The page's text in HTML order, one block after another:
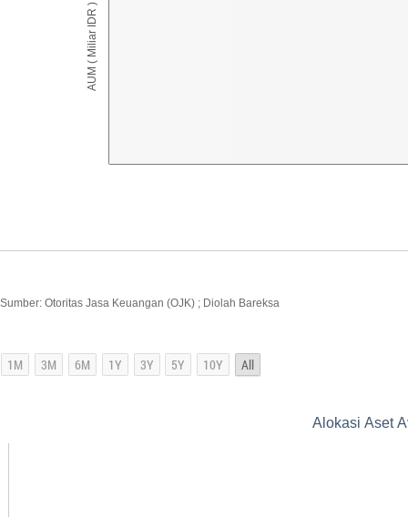
AUM ( Miliar IDR )
Sumber: Otoritas Jasa Keuangan (OJK) ; Diolah Bareksa
Alokasi Aset